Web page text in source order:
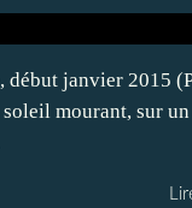
début janvier
mourant, sur